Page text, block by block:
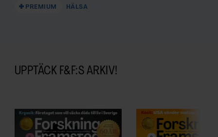
PREMIUM HÄLSA
UPPTÄCK F&F:S ARKIV!